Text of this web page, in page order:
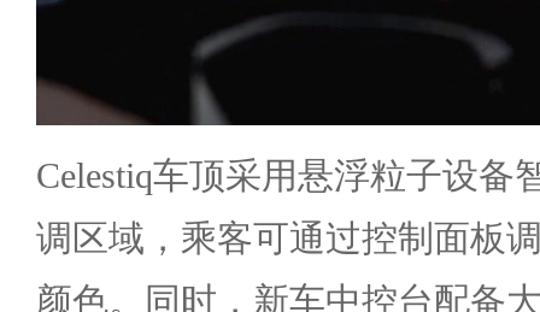
Celestiq车顶采用悬浮粒子设备
调区域，乘客可通过控制面板
颜色。同时，新车中控台配备